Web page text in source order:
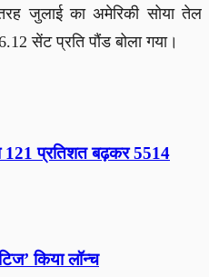
जुलाई का अमेरिकी सोया तेल
सेंट प्रति पौंड बोला गया।
121 प्रतिशत बढ़कर 5514
किया लॉन्च